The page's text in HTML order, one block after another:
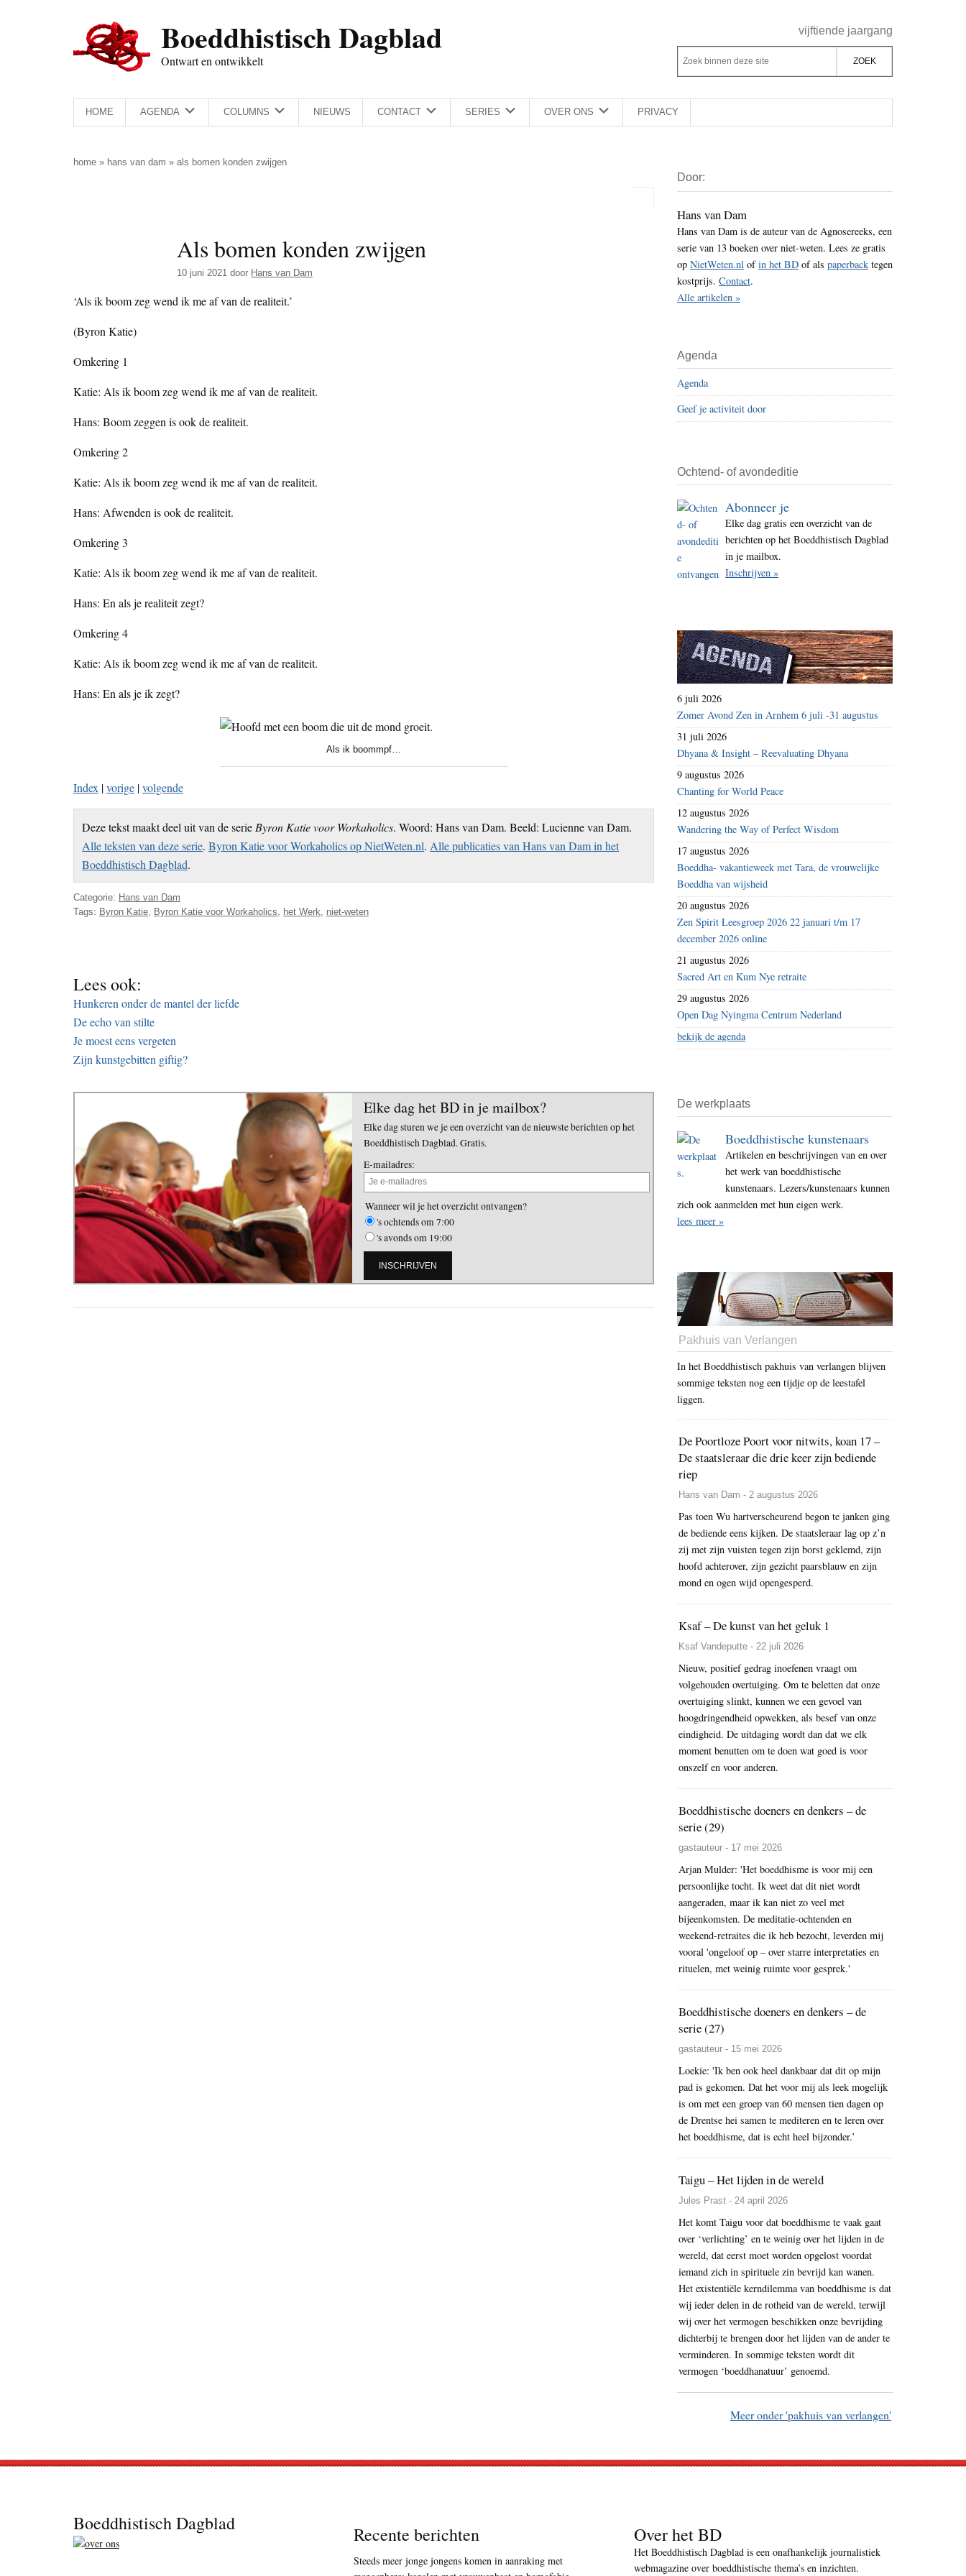
Boeddhistisch Dagblad
Ontwart en ontwikkelt
Rechts
vijftiende jaargang
Z
o
e
k
d
e
z
e
s
i
t
Z
o
k
b
n
n
e
z
e
t
e
HOME AGENDA COLUMNS NIEUWS CONTACT SERIES OVER ONS PRIVACY
home » hans van dam » als bomen konden zwijgen
Als bomen konden zwijgen
10 juni 2021 door Hans van Dam
‘Als ik boom zeg wend ik me af van de realiteit.’
(Byron Katie)
Omkering 1
Katie: Als ik boom zeg wend ik me af van de realiteit.
Hans: Boom zeggen is ook de realiteit.
Omkering 2
Katie: Als ik boom zeg wend ik me af van de realiteit.
Hans: Afwenden is ook de realiteit.
Omkering 3
Katie: Als ik boom zeg wend ik me af van de realiteit.
Hans: En als je realiteit zegt?
Omkering 4
Katie: Als ik boom zeg wend ik me af van de realiteit.
Hans: En als je ik zegt?
Als ik boommpf…
Index |vorige |volgende
Deze tekst maakt deel uit van de serie Byron Katie voor Workaholics. Woord: Hans van Dam. Beeld: Lucienne van Dam.
Alle teksten van deze serie.Byron Katie voor Workaholics op NietWeten.nl. Alle publicaties van Hans van Dam in het
Boeddhistisch Dagblad.
Categorie: Hans van Dam
Tags: Byron Katie Byron Katie voor Workaholics het Werk niet-weten
Lees ook:
Hunkeren onder de mantel der liefde
De echo van stilte
Je moest eens vergeten
Zijn kunstgebitten giftig?
Elke dag het BD in je mailbox?
Elke dag sturen we je een overzicht van de nieuwste berichten op het
Boeddhistisch Dagblad. Gratis.
E-mailadres:
Wanneer wil je het overzicht ontvangen?
's ochtends om 7:00
's avonds om 19:00
Sidebar
Door:
Hans van Dam
Hans van Dam is de auteur van de Agnosereeks, een
serie van 13 boeken over niet-weten. Lees ze gratis
op NietWeten.nl ofin het BD of als paperback tegen
kostprijs. Contact.
Alle artikelen »
Agenda
Agenda
Geef je activiteit door
Ochtend- of avondeditie
Abonneer je
Elke dag gratis een overzicht van de
berichten op het Boeddhistisch Dagblad
in je mailbox.
Inschrijven »
6 juli 2026
Zomer Avond Zen in Arnhem 6 juli -31 augustus
31 juli 2026
Dhyana & Insight – Reevaluating Dhyana
9 augustus 2026
Chanting for World Peace
12 augustus 2026
Wandering the Way of Perfect Wisdom
17 augustus 2026
Boeddha- vakantieweek met Tara, de vrouwelijke
Boeddha van wijsheid
20 augustus 2026
Zen Spirit Leesgroep 2026 22 januari t/m 17
december 2026 online
21 augustus 2026
Sacred Art en Kum Nye retraite
29 augustus 2026
Open Dag Nyingma Centrum Nederland
bekijk de agenda
De werkplaats
Boeddhistische kunstenaars
Artikelen en beschrijvingen van en over
het werk van boeddhistische
kunstenaars. Lezers/kunstenaars kunnen
zich ook aanmelden met hun eigen werk.
lees meer »
Pakhuis van Verlangen
In het Boeddhistisch pakhuis van verlangen blijven
sommige teksten nog een tijdje op de leestafel
liggen.
De Poortloze Poort voor nitwits, koan 17 –
De staatsleraar die drie keer zijn bediende
riep
Hans van Dam - 2 augustus 2026
Pas toen Wu hartverscheurend begon te janken ging
de bediende eens kijken. De staatsleraar lag op z’n
zij met zijn vuisten tegen zijn borst geklemd, zijn
hoofd achterover, zijn gezicht paarsblauw en zijn
mond en ogen wijd opengesperd.
Ksaf – De kunst van het geluk 1
Ksaf Vandeputte - 22 juli 2026
Nieuw, positief gedrag inoefenen vraagt om
volgehouden overtuiging. Om te beletten dat onze
overtuiging slinkt, kunnen we een gevoel van
hoogdringendheid opwekken, als besef van onze
eindigheid. De uitdaging wordt dan dat we elk
moment benutten om te doen wat goed is voor
onszelf en voor anderen.
Boeddhistische doeners en denkers – de
serie (29)
gastauteur - 17 mei 2026
Arjan Mulder: 'Het boeddhisme is voor mij een
persoonlijke tocht. Ik weet dat dit niet wordt
aangeraden, maar ik kan niet zo veel met
bijeenkomsten. De meditatie-ochtenden en
weekend-retraites die ik heb bezocht, leverden mij
vooral 'ongeloof op – over starre interpretaties en
rituelen, met weinig ruimte voor gesprek.'
Boeddhistische doeners en denkers – de
serie (27)
gastauteur - 15 mei 2026
Loekie: 'Ik ben ook heel dankbaar dat dit op mijn
pad is gekomen. Dat het voor mij als leek mogelijk
is om met een groep van 60 mensen tien dagen op
de Drentse hei samen te mediteren en te leren over
het boeddhisme, dat is echt heel bijzonder.’
Taigu – Het lijden in de wereld
Jules Prast - 24 april 2026
Het komt Taigu voor dat boeddhisme te vaak gaat
over ‘verlichting’ en te weinig over het lijden in de
wereld, dat eerst moet worden opgelost voordat
iemand zich in spirituele zin bevrijd kan wanen.
Het existentiële kerndilemma van boeddhisme is dat
wij ieder delen in de rotheid van de wereld, terwijl
wij over het vermogen beschikken onze bevrijding
dichterbij te brengen door het lijden van de ander te
verminderen. In sommige teksten wordt dit
vermogen ‘boeddhanatuur’ genoemd.
Meer onder 'pakhuis van verlangen'
Boeddhistisch Dagblad Recente berichten
Steeds meer jonge jongens komen in aanraking met
Over het BD
Het Boeddhistisch Dagblad is een onafhankelijk journalistiek
webmagazine over boeddhistische thema’s en inzichten.